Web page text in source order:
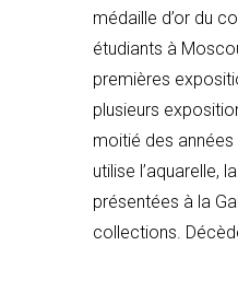
médaille d’or du
étudiants à
premières
plusieurs
moitié des
utilise l’aquarelle,
présentées à la
collections.